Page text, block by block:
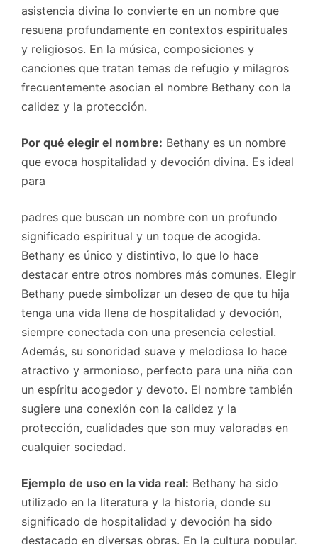
asistencia divina lo convierte en un nombre que
resuena profundamente en contextos espirituales
y religiosos. En la música, composiciones y
canciones que tratan temas de refugio y milagros
frecuentemente asocian el nombre Bethany con la
calidez y la protección.
Por qué elegir el nombre: Bethany es un nombre
que evoca hospitalidad y devoción divina. Es ideal
para
padres que buscan un nombre con un profundo
significado espiritual y un toque de acogida.
Bethany es único y distintivo, lo que lo hace
destacar entre otros nombres más comunes. Elegir
Bethany puede simbolizar un deseo de que tu hija
tenga una vida llena de hospitalidad y devoción,
siempre conectada con una presencia celestial.
Además, su sonoridad suave y melodiosa lo hace
atractivo y armonioso, perfecto para una niña con
un espíritu acogedor y devoto. El nombre también
sugiere una conexión con la calidez y la
protección, cualidades que son muy valoradas en
cualquier sociedad.
Ejemplo de uso en la vida real: Bethany ha sido
utilizado en la literatura y la historia, donde su
significado de hospitalidad y devoción ha sido
destacado en diversas obras. En la cultura popular,